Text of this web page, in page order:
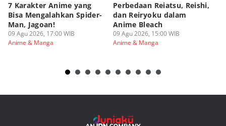
7 Karakter Anime yang
Bisa Mengalahkan Spider-
Man, Jagoan!
09 Agu 2026, 17:00 WIB
Anime & Manga
Perbedaan Reiatsu, Reishi,
dan Reiryoku dalam
Anime Bleach
09 Agu 2026, 15:00 WIB
Anime & Manga